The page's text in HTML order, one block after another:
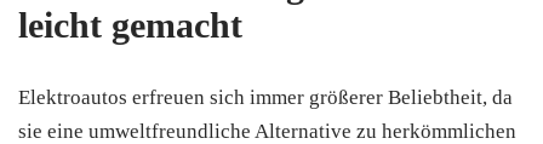
leicht gemacht
Elektroautos erfreuen sich immer größerer Beliebtheit, da
sie eine umweltfreundliche Alternative zu herkömmlichen